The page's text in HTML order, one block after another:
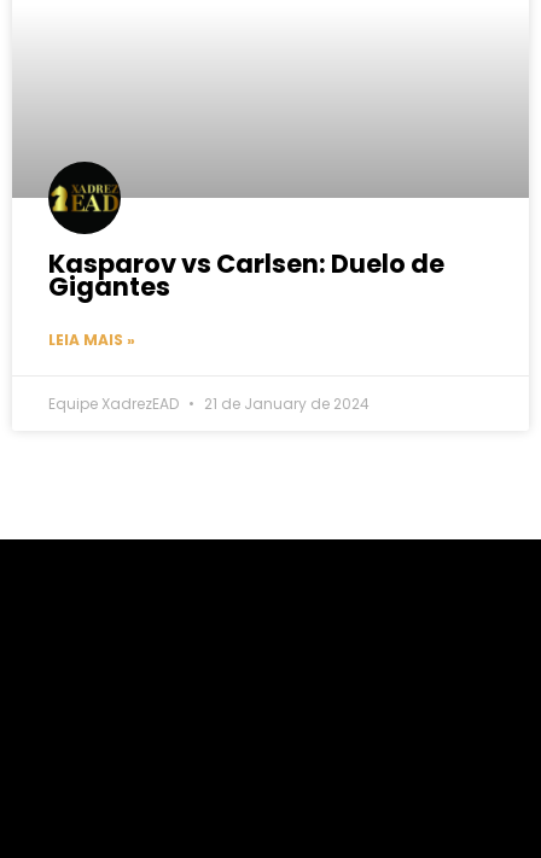
Kasparov vs Carlsen: Duelo de
Gigantes
LEIA MAIS »
Equipe XadrezEAD 21 de January de 2024